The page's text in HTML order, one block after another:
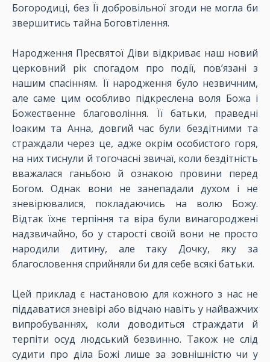
Богородиці, без Її добровільної згоди не могла би
звершитись тайна Боговтілення.
Народження Пресвятої Діви відкриває наш новий
церковний рік спогадом про події, пов’язані з
нашим спасінням. Її народження було незвичним,
але саме цим особливо підкреслена воля Божа і
Божественне благовоління. Її батьки, праведні
Іоаким та Анна, довгий час були бездітними та
страждали через це, адже окрім особистого горя,
на них тиснули й тогочасні звичаї, коли бездітність
вважалася ганьбою й ознакою провини перед
Богом. Однак вони не занепадали духом і не
зневірювалися, покладаючись на волю Божу.
Відтак їхнє терпіння та віра були винагороджені
надзвичайно, бо у старості своїй вони не просто
народили дитину, але таку Дочку, яку за
благословення сприйняли би для себе всякі батьки.
Цей приклад є настановою для кожного з нас не
піддаватися зневірі або відчаю навіть у найважчих
випробуваннях, коли доводиться страждати й
терпіти осуд людський безвинно. Також не слід
судити про діла Божі лише за зовнішністю чи у